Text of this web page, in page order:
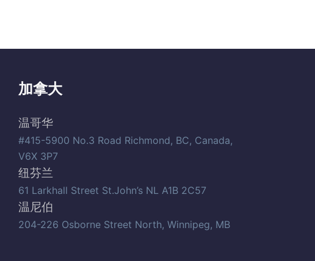
加拿大
温哥华
#415-5900 No.3 Road Richmond, BC, Canada,
V6X 3P7
纽芬兰
61 Larkhall Street St.John’s NL A1B 2C57
温尼伯
204-226 Osborne Street North, Winnipeg, MB